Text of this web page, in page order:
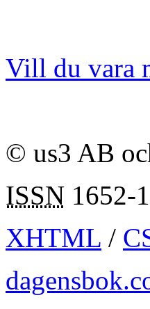
Vill du vara
© us3 AB
ISSN 1652-
XHTML /